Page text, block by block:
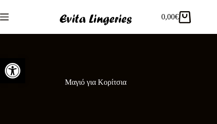
Ανοίξτε τη γραμμή εργαλείων
στο
περιεχόμενο
Καλάθι
0,00€
Μαγιό για Κορίτσια